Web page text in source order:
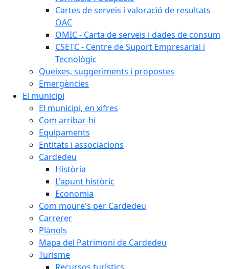
Cartes de serveis i valoració de resultats
OAC
OMIC - Carta de serveis i dades de consum
CSETC - Centre de Suport Empresarial i
Tecnològic
Queixes, suggeriments i propostes
Emergències
El municipi
El municipi, en xifres
Com arribar-hi
Equipaments
Entitats i associacions
Cardedeu
Història
L'apunt històric
Economia
Com moure's per Cardedeu
Carrerer
Plànols
Mapa del Patrimoni de Cardedeu
Turisme